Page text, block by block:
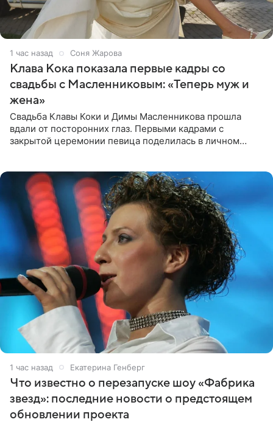
1 час назад Соня Жарова
Клава Кока показала первые кадры со
свадьбы с Масленниковым: «Теперь муж и
жена»
Свадьба Клавы Коки и Димы Масленникова прошла
вдали от посторонних глаз. Первыми кадрами с
закрытой церемонии певица поделилась в личном
1 час назад Екатерина Генберг
Что известно о перезапуске шоу «Фабрика
звезд»: последние новости о предстоящем
обновлении проекта